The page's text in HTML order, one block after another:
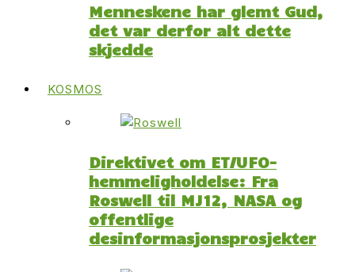
Menneskene har glemt Gud,
det var derfor alt dette
skjedde
KOSMOS
Direktivet om ET/UFO-
hemmeligholdelse: Fra
Roswell til MJ12, NASA og
offentlige
desinformasjonsprosjekter